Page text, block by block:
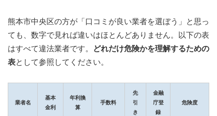
熊本市中央区の方が「口コミが良い業者を選ぼう」と思っ
ても、数字で見れば違いはほとんどありません。以下の表
はすべて違法業者です。
どれだけ危険かを理解するための
表として参照してください。
業者名
基本
金利
年利換
算
手数料
先
引
き
金融
庁登
録
危険度